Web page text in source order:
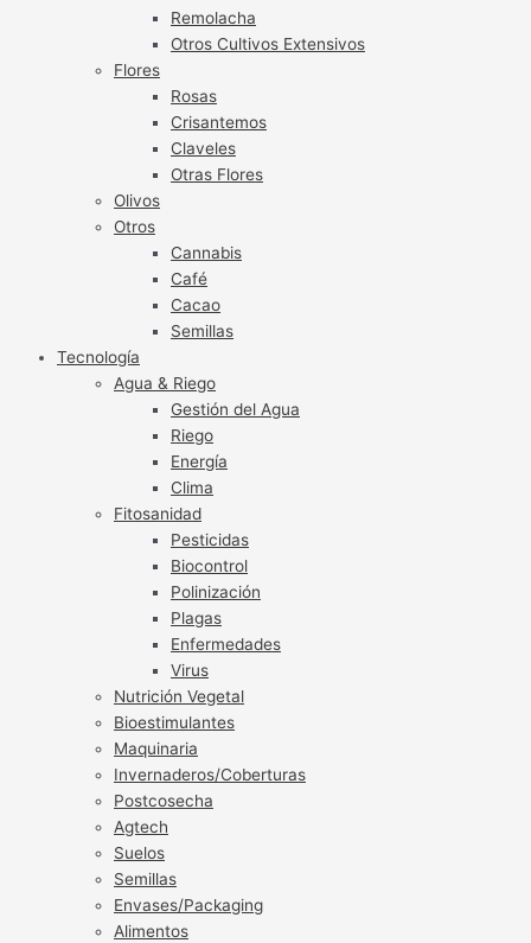
Remolacha
Otros Cultivos Extensivos
Flores
Rosas
Crisantemos
Claveles
Otras Flores
Olivos
Otros
Cannabis
Café
Cacao
Semillas
Tecnología
Agua & Riego
Gestión del Agua
Riego
Energía
Clima
Fitosanidad
Pesticidas
Biocontrol
Polinización
Plagas
Enfermedades
Virus
Nutrición Vegetal
Bioestimulantes
Maquinaria
Invernaderos/Coberturas
Postcosecha
Agtech
Suelos
Semillas
Envases/Packaging
Alimentos